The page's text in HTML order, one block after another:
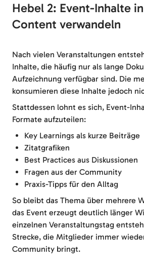
Hebel 2: Event-Inhalte
Content verwandeln
Nach vielen Veranstaltungen
Inhalte, die häufig nur als lange
Aufzeichnung verfügbar sind. Die
konsumieren diese Inhalte jedoch
Stattdessen lohnt es sich, Event-
Formate aufzuteilen:
Key Learnings als kurze Beiträge
Zitatgrafiken
Best Practices aus Diskussionen
Fragen aus der Community
Praxis-Tipps für den Alltag
So bleibt das Thema über mehrere
das Event erzeugt deutlich länger
einzelnen Veranstaltungstag
Strecke, die Mitglieder immer
Community bringt.